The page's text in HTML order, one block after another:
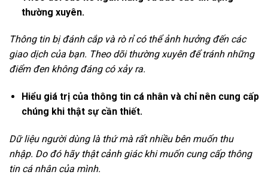
thường xuyên.
Thông tin bị đánh cắp và rò rỉ có thể ảnh hưởng đến các
giao dịch của bạn. Theo dõi thường xuyên để tránh những
điểm đen không đáng có xảy ra.
Hiểu giá trị của thông tin cá nhân và chỉ nên cung cấp
chúng khi thật sự cần thiết.
Dữ liệu người dùng là thứ mà rất nhiều bên muốn thu
nhập. Do đó hãy thật cảnh giác khi muốn cung cấp thông
tin cá nhân của mình.